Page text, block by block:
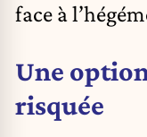
face à
Une
risquée